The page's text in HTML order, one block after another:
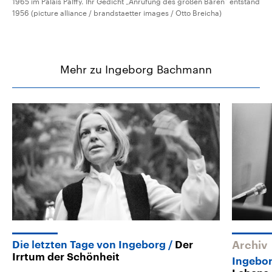
1956 (picture alliance / brandstaetter images / Otto Breicha)
Mehr zu Ingeborg Bachmann
Die letzten Tage von Ingeborg
Der
Irrtum der Schönheit
Archiv